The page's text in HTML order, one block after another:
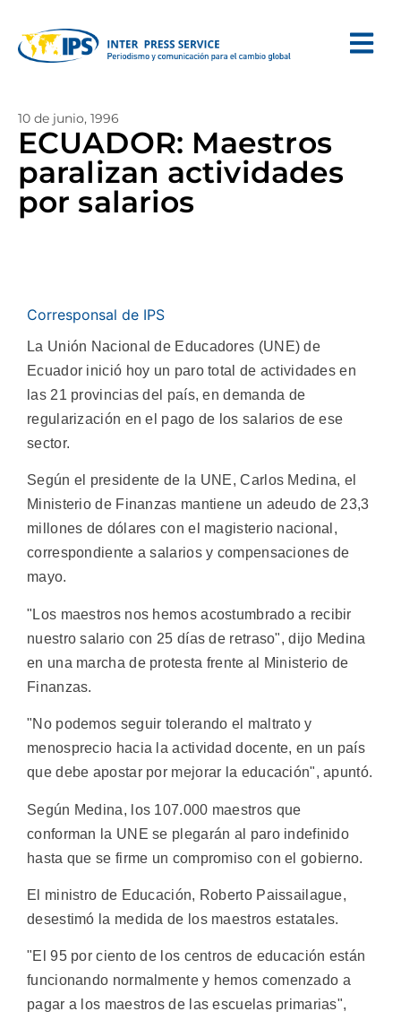
10 de junio, 1996
ECUADOR: Maestros
paralizan actividades
por salarios
Corresponsal de IPS
La Unión Nacional de Educadores (UNE) de
Ecuador inició hoy un paro total de actividades en
las 21 provincias del país, en demanda de
regularización en el pago de los salarios de ese
sector.
Según el presidente de la UNE, Carlos Medina, el
Ministerio de Finanzas mantiene un adeudo de 23,3
millones de dólares con el magisterio nacional,
correspondiente a salarios y compensaciones de
mayo.
"Los maestros nos hemos acostumbrado a recibir
nuestro salario con 25 días de retraso", dijo Medina
en una marcha de protesta frente al Ministerio de
Finanzas.
"No podemos seguir tolerando el maltrato y
menosprecio hacia la actividad docente, en un país
que debe apostar por mejorar la educación", apuntó.
Según Medina, los 107.000 maestros que
conforman la UNE se plegarán al paro indefinido
hasta que se firme un compromiso con el gobierno.
El ministro de Educación, Roberto Paissailague,
desestimó la medida de los maestros estatales.
"El 95 por ciento de los centros de educación están
funcionando normalmente y hemos comenzado a
pagar a los maestros de las escuelas primarias",